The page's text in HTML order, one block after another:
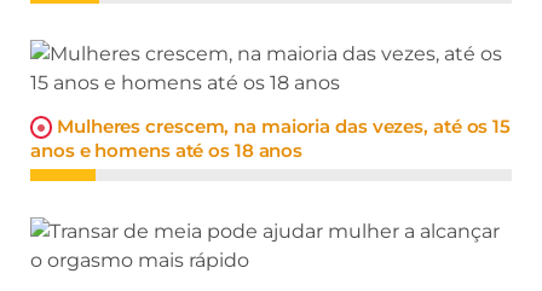
Mulheres crescem, na maioria das vezes, até os 15
anos e homens até os 18 anos